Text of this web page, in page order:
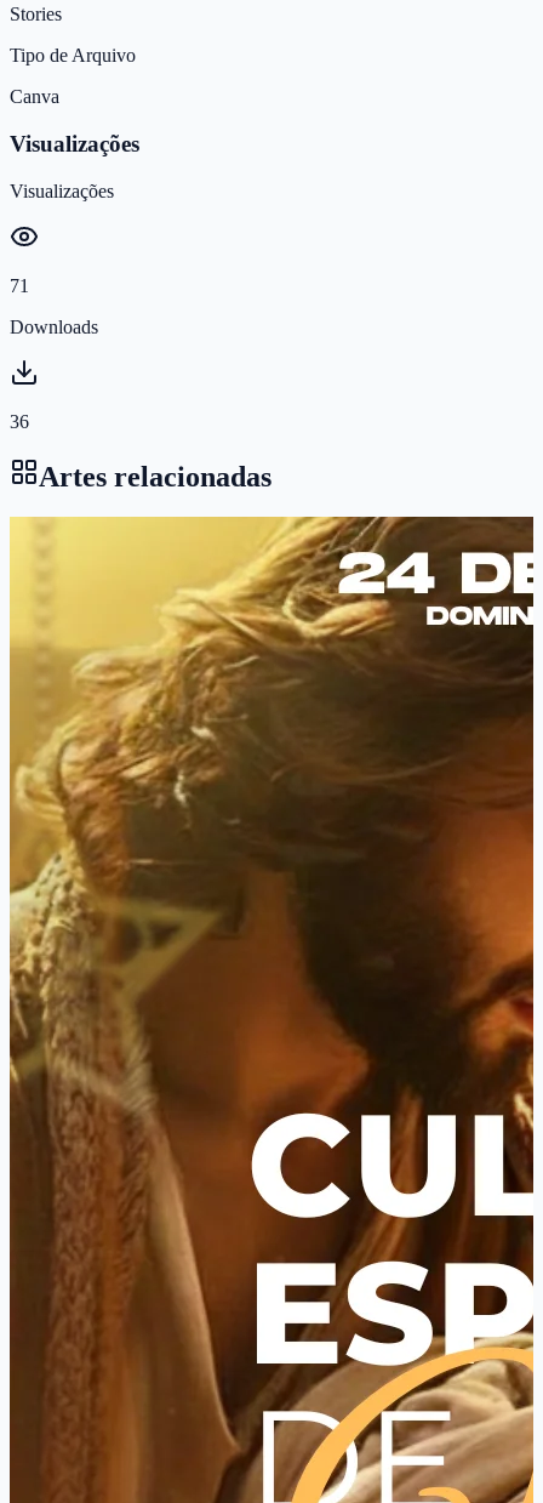
Stories
Tipo de Arquivo
Canva
Visualizações
Visualizações
71
Downloads
36
Artes relacionadas